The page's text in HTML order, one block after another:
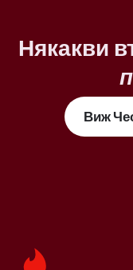
Някакви
Виж